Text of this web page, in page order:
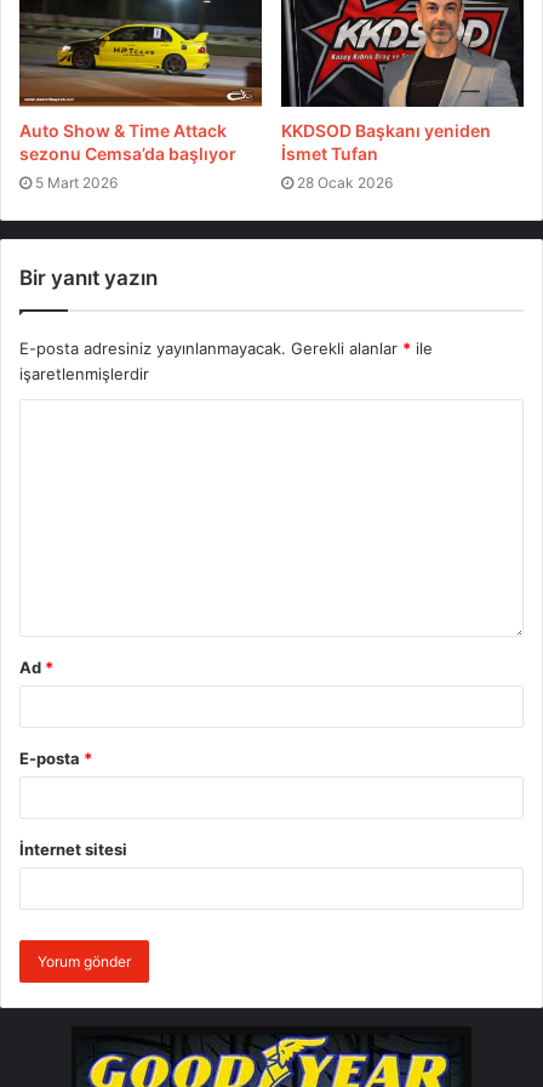
Auto Show & Time Attack
sezonu Cemsa’da başlıyor
5 Mart 2026
KKDSOD Başkanı yeniden
İsmet Tufan
28 Ocak 2026
Bir yanıt yazın
E-posta adresiniz yayınlanmayacak. Gerekli alanlar * ile
işaretlenmişlerdir
Ad *
E-posta *
İnternet sitesi